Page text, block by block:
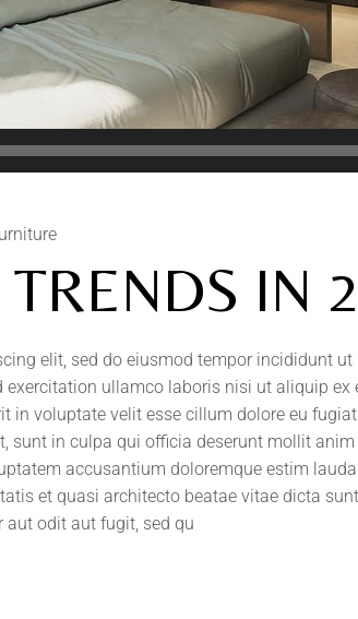
IN
elit, sed do eiusmod tempor incididunt
ullamco laboris nisi ut aliquip ex
in voluptate velit esse cillum dolore eu
sunt in culpa qui officia deserunt mollit
accusantium doloremque estim
et quasi architecto beatae vitae dicta
odit aut fugit, sed qu